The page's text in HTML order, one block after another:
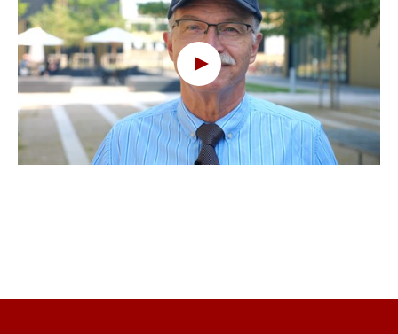
Hov, denne funktion kræver
cookies
For at se indholdet skal du ændre ditcookie-
samtykketil at tillade funktionalitet og
målretning cookies